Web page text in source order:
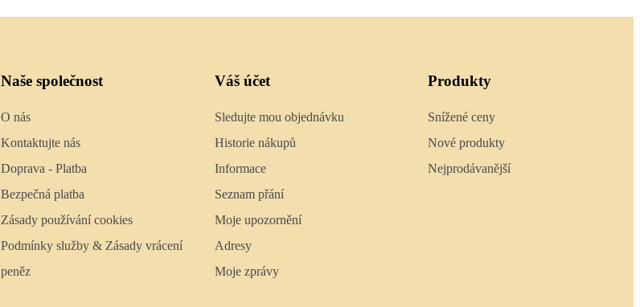
Naše společnost
O nás
Kontaktujte nás
Doprava - Platba
Bezpečná platba
Zásady používání cookies
Podmínky služby & Zásady vrácení
peněz
Váš účet
Sledujte mou objednávku
Historie nákupů
Informace
Seznam přání
Moje upozornění
Adresy
Moje zprávy
Produkty
Snížené ceny
Nové produkty
Nejprodávanější